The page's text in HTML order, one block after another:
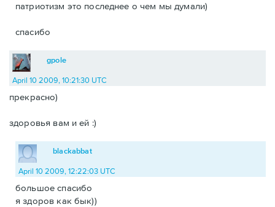
патриотизм это последнее о чем мы думали)
спасибо
gpole
April 10 2009, 10:21:30 UTC
прекрасно)
здоровья вам и ей :)
blackabbat
April 10 2009, 12:22:03 UTC
большое спасибо
я здоров как бык))